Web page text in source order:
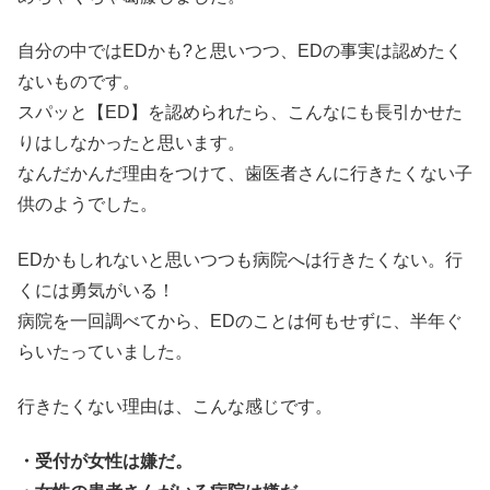
自分の中ではEDかも?と思いつつ、EDの事実は認めたく
ないものです。
スパッと【ED】を認められたら、こんなにも長引かせた
りはしなかったと思います。
なんだかんだ理由をつけて、歯医者さんに行きたくない子
供のようでした。
EDかもしれないと思いつつも病院へは行きたくない。行
くには勇気がいる！
病院を一回調べてから、EDのことは何もせずに、半年ぐ
らいたっていました。
行きたくない理由は、こんな感じです。
・受付が女性は嫌だ。